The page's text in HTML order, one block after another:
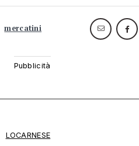
mercatini
LOCARNESE